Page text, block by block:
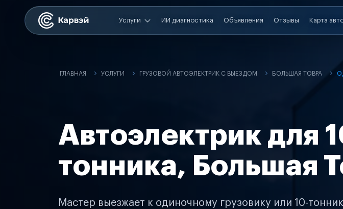
Услуги ИИ диагностика Объявления Отзывы Карта
ГЛАВНАЯ УСЛУГИ ГРУЗОВОЙ АВТОЭЛЕКТРИК С ВЫЕЗДОМ БОЛЬШАЯ ТОВРА
Автоэлектрик для
тонника, Большая
Мастер выезжает к одиночному грузовику или 10-